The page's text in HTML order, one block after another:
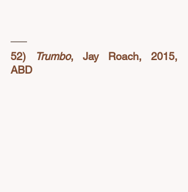
52) Trumbo, Jay Roach, 2015,
ABD